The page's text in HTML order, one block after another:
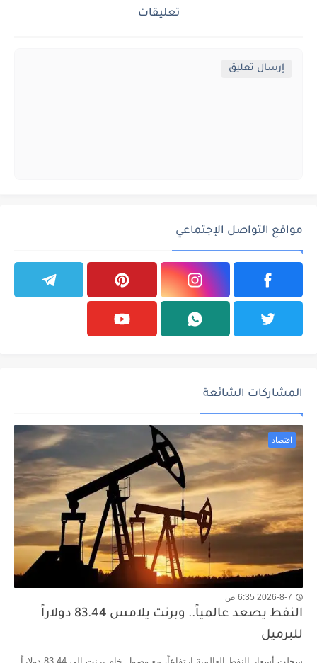
تعليقات
إرسال تعليق
مواقع التواصل الإجتماعي
المشاركات الشائعة
اقتصاد
2026-8-7 6:35 ص
النفط يصعد عالمياً.. وبرنت يلامس 83.44 دولاراً
للبرميل